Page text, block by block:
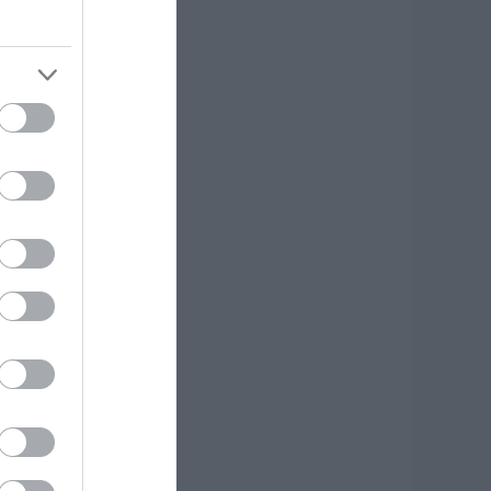
| 14:00
Αυγούστου:
Αθηναίοι
Εύβοια
| 13:40